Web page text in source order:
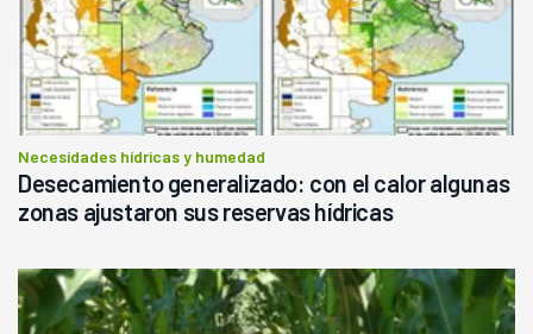
Necesidades hídricas y humedad
Desecamiento generalizado: con el calor algunas
zonas ajustaron sus reservas hídricas